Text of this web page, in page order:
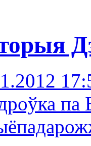
па